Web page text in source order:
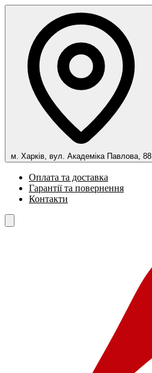
м. Харків, вул. Академіка Павлова, 88
Оплата та доставка
Гарантії та повернення
Контакти